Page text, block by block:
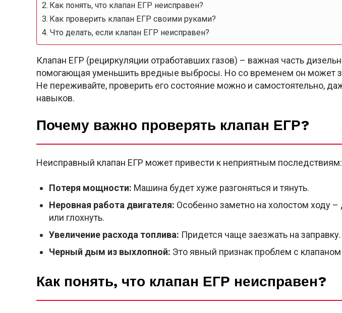
Как понять, что клапан ЕГР неисправен?
Как проверить клапан ЕГР своими руками?
Что делать, если клапан ЕГР неисправен?
Клапан ЕГР (рециркуляции отработавших газов) – важная часть
помогающая уменьшить вредные выбросы. Но со временем он может
Не переживайте, проверить его состояние можно и самостоятельно,
навыков.
Почему важно проверять клапан ЕГР?
Неисправный клапан ЕГР может привести к неприятным последствиям:
Потеря мощности: Машина будет хуже разгоняться и тянуть.
Неровная работа двигателя: Особенно заметно на холостом ходу –
или глохнуть.
Увеличение расхода топлива: Придется чаще заезжать на заправку.
Черный дым из выхлопной: Это явный признак проблем с
Как понять, что клапан ЕГР неисправен?